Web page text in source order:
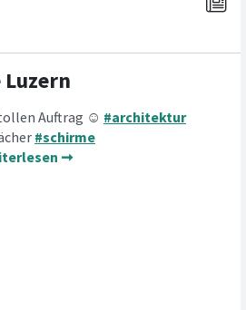
Auftrag ☺ #architektur
#schirme
➞